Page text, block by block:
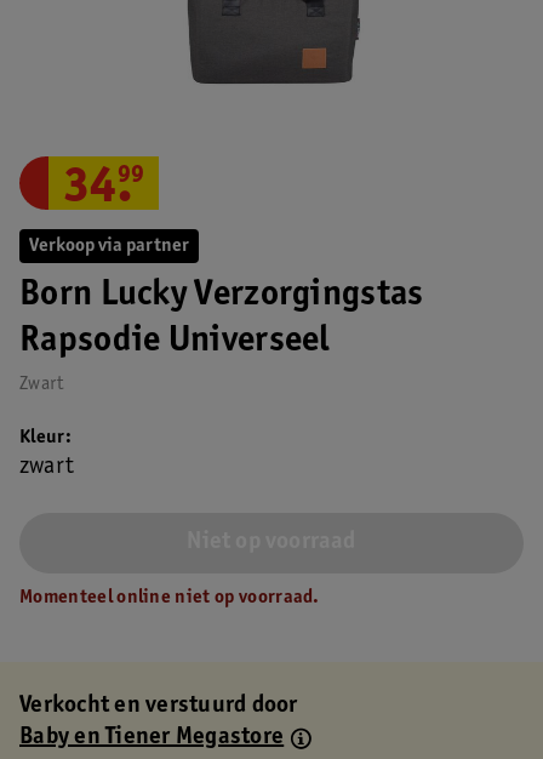
Verkoop via partner
Born Lucky Verzorgingstas
Rapsodie Universeel
Zwart
34.
99
Kleur
zwart
Momenteel online niet op voorraad.
Verkocht en verstuurd door
Baby en Tiener Megastore